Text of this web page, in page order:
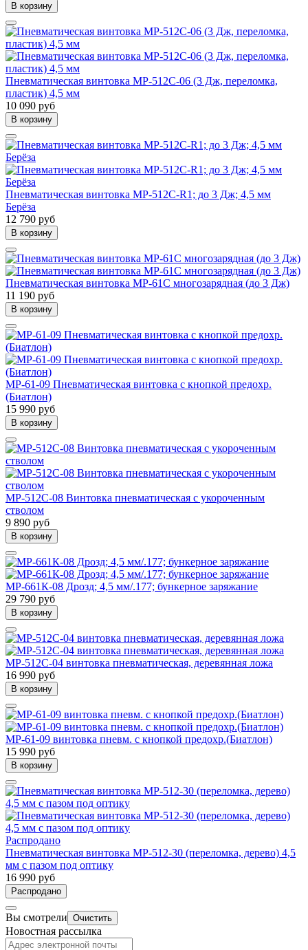
В корзину
Пневматическая винтовка МР-512С-06 (3 Дж, переломка,
пластик) 4,5 мм
10 090 руб
В корзину
Пневматическая винтовка МР-512С-R1; до 3 Дж; 4,5 мм
Берёза
12 790 руб
В корзину
Пневматическая винтовка МР-61С многозарядная (до 3 Дж)
11 190 руб
В корзину
МР-61-09 Пневматическая винтовка с кнопкой предохр.
(Биатлон)
15 990 руб
В корзину
МР-512С-08 Винтовка пневматическая с укороченным
стволом
9 890 руб
В корзину
МР-661К-08 Дрозд; 4,5 мм/.177; бункерное заряжание
29 790 руб
В корзину
МР-512С-04 винтовка пневматическая, деревянная ложа
16 990 руб
В корзину
МР-61-09 винтовка пневм. с кнопкой предохр.(Биатлон)
15 990 руб
В корзину
Распродано
Пневматическая винтовка МР-512-30 (переломка, дерево) 4,5
мм с пазом под оптику
16 990 руб
Распродано
Вы смотрели Очистить
Новостная рассылка